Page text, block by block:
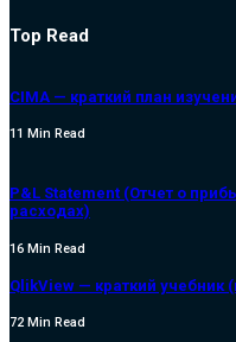
Top Read
CIMA — краткий план
11 Min Read
P&L Statement (Отчет о
расходах)
16 Min Read
QlikView — краткий учебник
72 Min Read